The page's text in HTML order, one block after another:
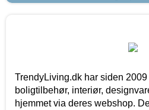
TrendyLiving.dk har siden
boligtilbehør, interiør,
hjemmet via deres webshop.